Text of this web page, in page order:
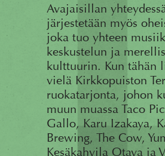
Avajaisillan
järjestetään myös
joka tuo yhteen
keskustelun ja
kulttuurin. Kun tähän
vielä Kirkkopuiston
ruokatarjonta, johon
muun muassa Taco
Gallo, Karu Izakaya,
Brewing, The Cow,
Kesäkahvila Otava ja